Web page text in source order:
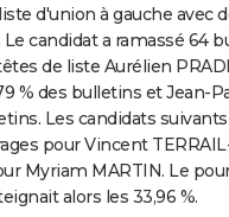
d'union à gauche avec
candidat a ramassé 64
de liste Aurélien
% des bulletins et Jean-
Les candidats
pour Vincent
Myriam MARTIN. Le
alors les 33,96 %.